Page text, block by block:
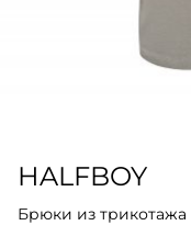
HALFBOY
Брюки из трикотажа